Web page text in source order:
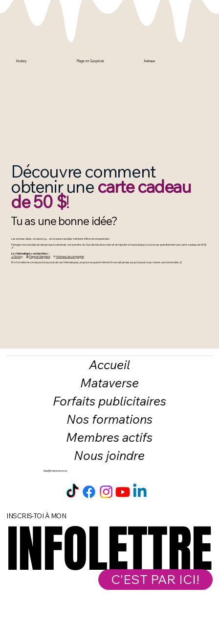
Hockey Plage et Gaspésie Animaux
Découvre comment
obtenir une carte cadeau
de 50 $!
Tu as une bonne idée?
Les bonnes idées, on adore ça… et on pense qu’elles méritent d’être récompensées!
Partage-moi une idée de design que tu aimerais voir prendre vie. Si je décide de la créer et de l’ajouter à ma boutique, tu recevras gratuitement une carte-cadeau de 50 $!
🎉
Les thématiques recherchées :
🏒 Hockey🏖️Plage et Gaspésie🐶Animaux de compagnie
Et si ton idée ne correspond à aucune de ces thématiques, propose-la quand même! On ne sait jamais jusqu’où peut nous mener une bonne idée. 😉
Accueil
Mataverse
Forfaits publicitaires
Nos formations
Membres actifs
Nous joindre
lidia@mataverse.ca
INSCRIS-TOI À MON
INFOLETTRE
INFOLETTRE
C'EST PAR ICI!